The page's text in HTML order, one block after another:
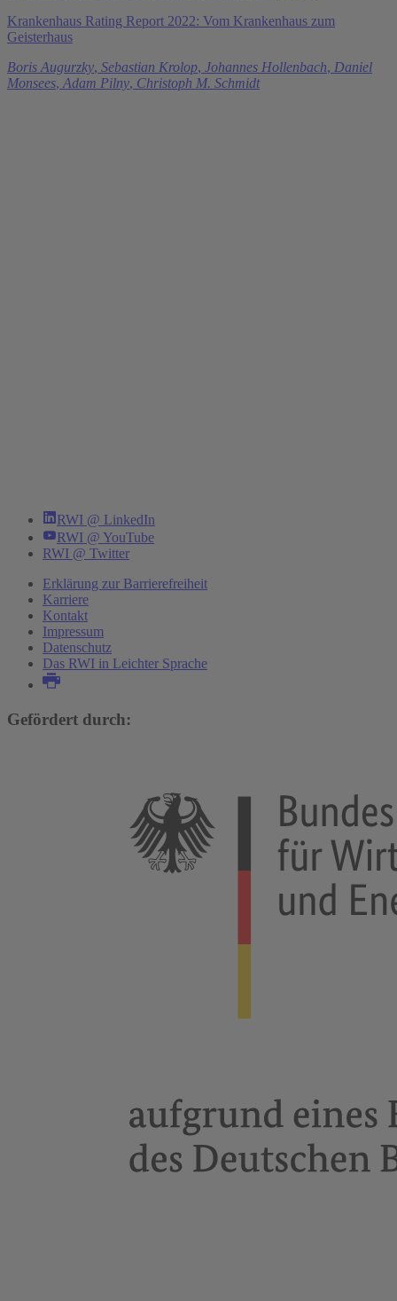
Krankenhaus Rating Report 2022: Vom Krankenhaus zum
Geisterhaus
Boris Augurzky, Sebastian Krolop, Johannes Hollenbach, Daniel
Monsees, Adam Pilny, Christoph M. Schmidt
RWI @ LinkedIn
RWI @ YouTube
RWI @ Twitter
Erklärung zur Barrierefreiheit
Karriere
Kontakt
Impressum
Datenschutz
Das RWI in Leichter Sprache
Gefördert durch: